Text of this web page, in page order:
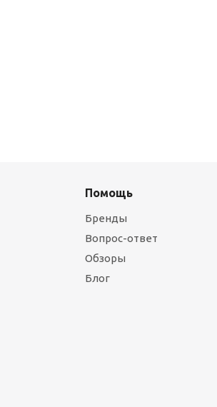
Помощь
Бренды
Вопрос-ответ
Обзоры
Блог